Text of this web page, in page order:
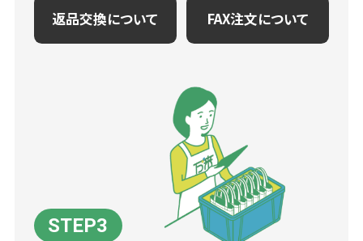
返品交換について FAX注文について